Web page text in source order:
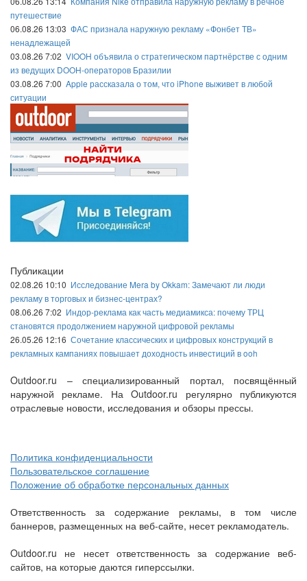
путешествие
06.08.26 13:03 ФАС признала наружную рекламу «Фонбет ТВ»
ненадлежащей
03.08.26 7:02 VIOOH объявила о стратегическом партнёрстве с одним
из ведущих DOOH-операторов Бразилии
03.08.26 7:00 Apple рассказала о том, что iPhone выживет в любой
ситуации
Публикации
02.08.26 10:10 Исследование Mera by Okkam: Замечают ли люди
рекламу в торговых и бизнес-центрах?
08.06.26 7:02 Индор-реклама как часть медиамикса: почему ТРЦ
становятся продолжением наружной цифровой рекламы
26.05.26 12:16 Сочетание классических и цифровых конструкций в
рекламных кампаниях повышает доходность инвестиций в ooh
Outdoor.ru – специализированный портал, посвящённый
наружной рекламе. На Outdoor.ru регулярно публикуются
отраслевые новости, исследования и обзоры прессы.
Политика конфиденциальности
Пользовательское соглашение
Положение об обработке персональных данных
Ответственность за содержание рекламы, в том числе
баннеров, размещенных на веб-сайте, несет рекламодатель.
Outdoor.ru не несет ответственность за содержание веб-
сайтов, на которые даются гиперссылки.